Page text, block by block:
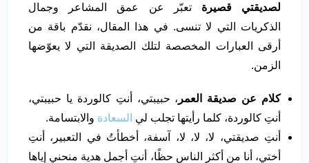
لصديقتي قصيرة تعبّر عن عمق المشاعر وجمال
الذكريات التي لا تنسى. في هذا المقال، نقدّم باقة من
أرقى العبارات المخصصة لتلك الصديقة التي لا يعوّضها
الزمن.
كلام عن صديقة العمر ، حبيبتي، أنتِ كالوردة يا حبيبتي،
أنتِ كالوردة، كلما رأيتها تجلب لي السعادة والابتسامة.
أنتِ صديقتي، لا، لا، لا، آسفة، أخطأتُ في التعبير، أنتِ
أختي، أنا من أكثر الناس حظًا، أنتِ أجمل هدية منحني إياها